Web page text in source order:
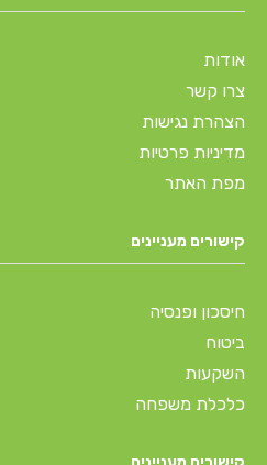
אודות
צרו קשר
הצהרת נגישות
מדיניות פרטיות
מפת האתר
קישורים מעניינים
חיסכון ופנסיה
ביטוח
השקעות
כלכלת משפחה